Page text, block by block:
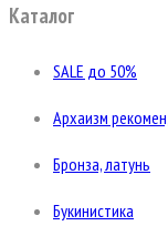
Каталог
SALE до 50%
Архаизм
Бронза, латунь
Букинистика